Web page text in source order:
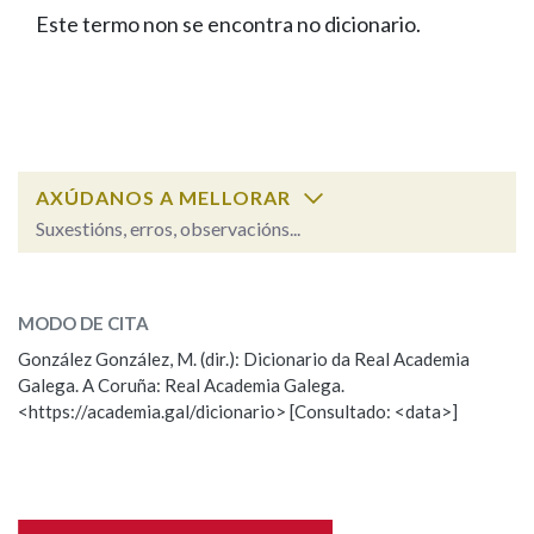
FIGURAS HOMENAXEADAS
PORTAL DAS PALABRAS
Facebook
TwitterYoutubeInstagram
Bluesky
BUSCAR NOS LEMAS
Remata por
BUSCAR NO CONTIDO
Nas definicións
Este termo non se encontra no dicionario.
AXÚDANOS A MELLORAR
Suxestións, erros, observacións...
Observación
Nome
MODO DE CITA
González González, M. (dir.): Dicionario da Real Academia
Galega. A Coruña: Real Academia Galega.
<https://academia.gal/dicionario> [Consultado: <data>]